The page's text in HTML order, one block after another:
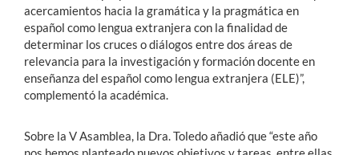
acercamientos hacia la gramática y la pragmática en
español como lengua extranjera con la finalidad de
determinar los cruces o diálogos entre dos áreas de
relevancia para la investigación y formación docente en
enseñanza del español como lengua extranjera (ELE)”,
complementó la académica.
Sobre la V Asamblea, la Dra. Toledo añadió que “este año